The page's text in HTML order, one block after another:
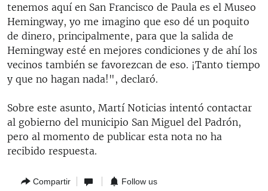
Auto 144p
480p 720p 1080p
tenemos aquí en San Francisco de Paula es el Museo
Hemingway, yo me imagino que eso dé un poquito
de dinero, principalmente, para que la salida de
Hemingway esté en mejores condiciones y de ahí los
vecinos también se favorezcan de eso. ¡Tanto tiempo
y que no hagan nada!", declaró.
Sobre este asunto, Martí Noticias intentó contactar
al gobierno del municipio San Miguel del Padrón,
pero al momento de publicar esta nota no ha
recibido respuesta.
Compartir Follow us